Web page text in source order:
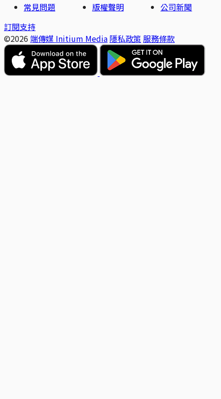
常見問題 版權聲明
公司新聞
訂閱支持
©2026 端傳媒 Initium Media 隱私政策 服務條款